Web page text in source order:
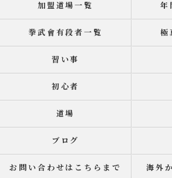
加盟道場一覧 年
拳武會有段者一覧 極
習い事
初心者
道場
ブログ
お問い合わせはこちらまで 海外